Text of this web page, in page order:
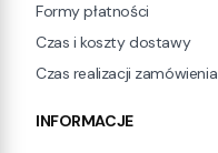
Formy płatności
Czas i koszty dostawy
Czas realizacji zamówienia
INFORMACJE